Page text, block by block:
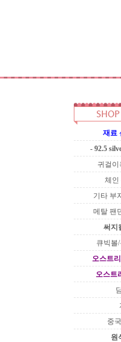
재료
- 92.5
귀걸
체인
기타 부
메탈 팬
써지
큐빅볼
오스트
오스트
중
원